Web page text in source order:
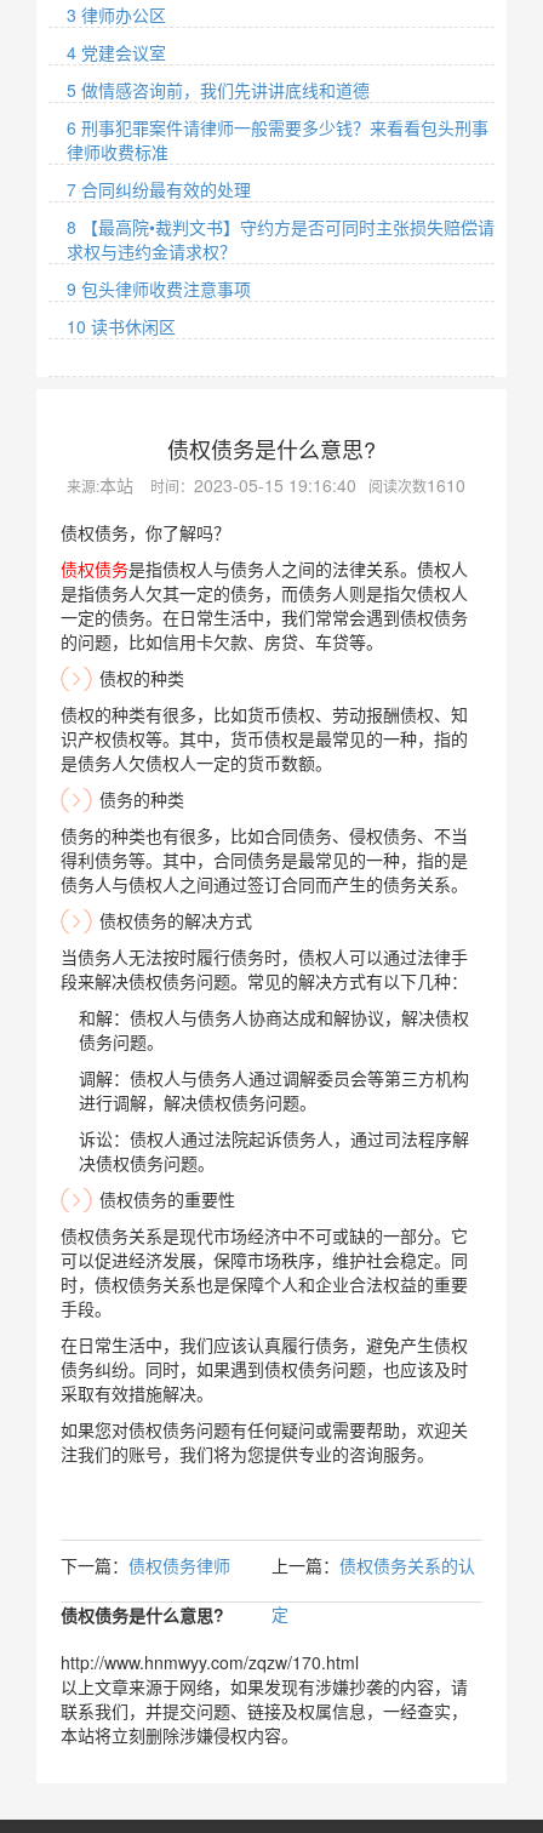
3 律师办公区
4 党建会议室
5 做情感咨询前，我们先讲讲底线和道德
6 刑事犯罪案件请律师一般需要多少钱？来看看包头刑事
律师收费标准
7 合同纠纷最有效的处理
8 【最高院•裁判文书】守约方是否可同时主张损失赔偿请
求权与违约金请求权？
9 包头律师收费注意事项
10 读书休闲区
债权债务是什么意思?
来源:本站 时间： 2023-05-15 19:16:40 阅读次数1610
债权债务，你了解吗？
债权债务是指债权人与债务人之间的法律关系。债权人
是指债务人欠其一定的债务，而债务人则是指欠债权人
一定的债务。在日常生活中，我们常常会遇到债权债务
的问题，比如信用卡欠款、房贷、车贷等。
债权的种类
债权的种类有很多，比如货币债权、劳动报酬债权、知
识产权债权等。其中，货币债权是最常见的一种，指的
是债务人欠债权人一定的货币数额。
债务的种类
债务的种类也有很多，比如合同债务、侵权债务、不当
得利债务等。其中，合同债务是最常见的一种，指的是
债务人与债权人之间通过签订合同而产生的债务关系。
债权债务的解决方式
当债务人无法按时履行债务时，债权人可以通过法律手
段来解决债权债务问题。常见的解决方式有以下几种：
和解：债权人与债务人协商达成和解协议，解决债权
债务问题。
调解：债权人与债务人通过调解委员会等第三方机构
进行调解，解决债权债务问题。
诉讼：债权人通过法院起诉债务人，通过司法程序解
决债权债务问题。
债权债务的重要性
债权债务关系是现代市场经济中不可或缺的一部分。它
可以促进经济发展，保障市场秩序，维护社会稳定。同
时，债权债务关系也是保障个人和企业合法权益的重要
手段。
在日常生活中，我们应该认真履行债务，避免产生债权
债务纠纷。同时，如果遇到债权债务问题，也应该及时
采取有效措施解决。
如果您对债权债务问题有任何疑问或需要帮助，欢迎关
注我们的账号，我们将为您提供专业的咨询服务。
上一篇： 债权债务关系的认
定
下一篇： 债权债务律师
债权债务是什么意思?
http://www.hnmwyy.com/zqzw/170.html
以上文章来源于网络，如果发现有涉嫌抄袭的内容，请
联系我们，并提交问题、链接及权属信息，一经查实，
本站将立刻删除涉嫌侵权内容。